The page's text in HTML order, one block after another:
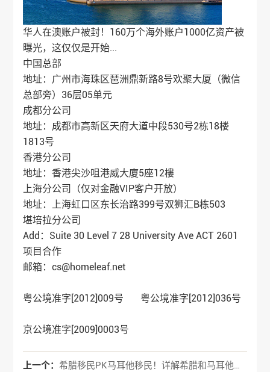
华人在澳账户被封！160万个海外账户1000亿资产被
曝光，这仅仅是开始...
中国总部
地址：广州市海珠区琶洲鼎新路8号欢聚大厦（微信
总部旁）36层05单元
成都分公司
地址：成都市高新区天府大道中段530号2栋18楼
1813号
香港分公司
地址：香港尖沙咀港威大廈5座12樓
上海分公司（仅对金融VIP客户开放）
地址：上海虹口区东长治路399号双狮汇B栋503
堪培拉分公司
Add：Suite 30 Level 7 28 University Ave ACT 2601
项目合作
邮箱：cs@homeleaf.net
粤公境准字[2012]009号 粤公境准字[2012]036号
京公境准字[2009]0003号
上一个：
希腊移民PK马耳他移民！详解希腊和马耳他移民